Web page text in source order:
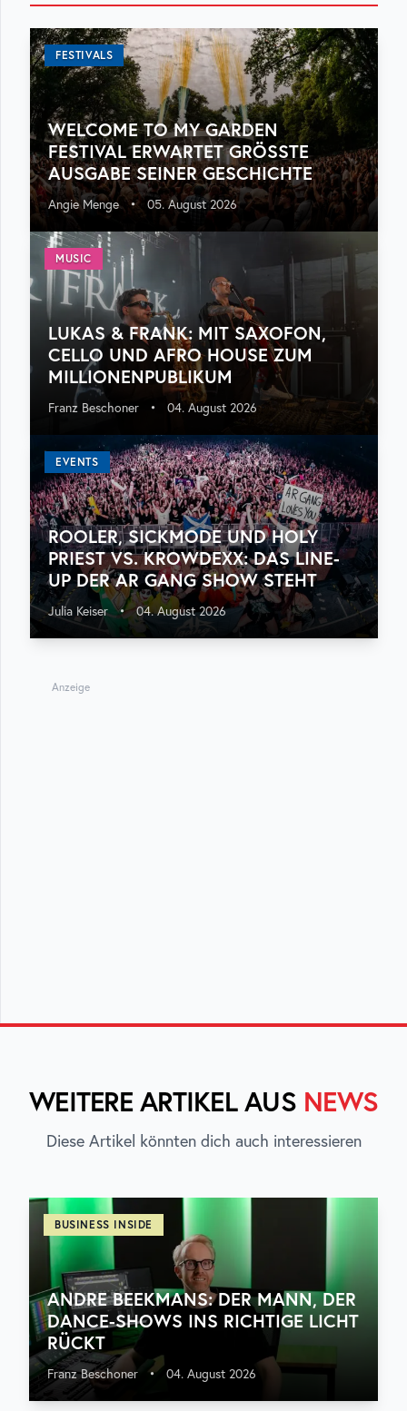
FESTIVALS
WELCOME TO MY GARDEN
FESTIVAL ERWARTET GRÖSSTE A
USGABE SEINER GESCHICHTE
Angie Menge • 05. August 2026
MUSIC
LUKAS & FRANK: MIT SAXOFON,
CELLO UND AFRO HOUSE ZUM
MILLIONENPUBLIKUM
Franz Beschoner • 04. August 2026
EVENTS
ROOLER, SICKMODE UND HOLY
PRIEST VS. KROWDEXX: DAS LINE-
UP DER AR GANG SHOW STEHT
Julia Keiser • 04. August 2026
Anzeige
WEITERE ARTIKEL AUS NEWS
Diese Artikel könnten dich auch interessieren
BUSINESS INSIDE
ANDRE BEEKMANS: DER MANN, DER
DANCE-SHOWS INS RICHTIGE LICHT
RÜCKT
Franz Beschoner • 04. August 2026